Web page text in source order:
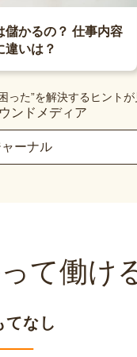
儲かるの？ 仕事内容
違いは？
った”を解決するヒントが
ンドメディア
ーナル
て働け
てなし